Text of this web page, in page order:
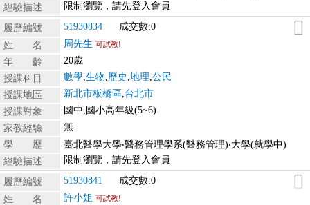
經驗描述
限制瀏覽，請先登入會員
履歷編號 51930834
成交數:0
姓 名
周先生 可試教!
年 齡
20歲
授課科目
數學 生物 歷史 地理 公民
授課地區
新北市板橋區 台北市
授課對象
國中,國小高年級(5~6)
家教經驗
無
學 歷
臺北醫學大學‧醫務管理學系(醫務管理)‧大學(就學中)
經驗描述
限制瀏覽，請先登入會員
履歷編號 51930841
成交數:0
姓 名
許小姐 可試教!